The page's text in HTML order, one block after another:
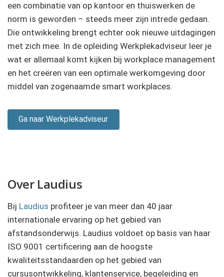
een combinatie van op kantoor en thuiswerken de
norm is geworden – steeds meer zijn intrede gedaan.
Die ontwikkeling brengt echter ook nieuwe uitdagingen
met zich mee. In de opleiding Werkplekadviseur leer je
wat er allemaal komt kijken bij workplace management
en het creëren van een optimale werkomgeving door
middel van zogenaamde smart workplaces.
Ga naar Werkplekadviseur
Over Laudius
Bij Laudius profiteer je van meer dan 40 jaar
internationale ervaring op het gebied van
afstandsonderwijs. Laudius voldoet op basis van haar
ISO 9001 certificering aan de hoogste
kwaliteitsstandaarden op het gebied van
cursusontwikkeling, klantenservice, begeleiding en